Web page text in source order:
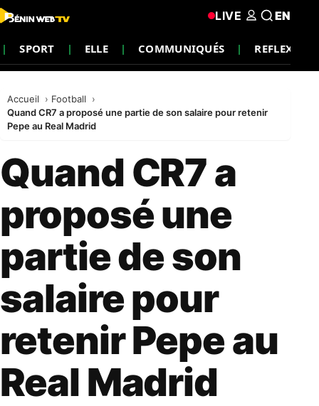
SPORT ELLE COMMUNIQUÉS REFLEXION
LIVE EN
Accueil
Football
Quand CR7 a proposé une partie de son salaire pour retenir
Pepe au Real Madrid
Quand CR7 a
proposé une
partie de son
salaire pour
retenir Pepe au
Real Madrid